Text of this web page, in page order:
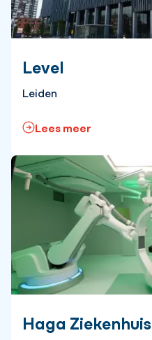
Level
Leiden
Lees meer
Haga Ziekenhuis